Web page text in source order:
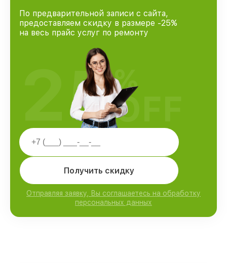
По предварительной записи с сайта,
предоставляем скидку в размере -25%
на весь прайс услуг по ремонту
Получить скидку
Отправляя заявку, Вы соглашаетесь на обработку
персональных данных
25%
OFF